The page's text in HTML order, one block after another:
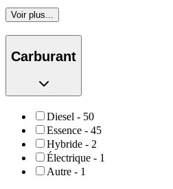
Voir plus...
Carburant
Diesel - 50
Essence - 45
Hybride - 2
Électrique - 1
Autre - 1